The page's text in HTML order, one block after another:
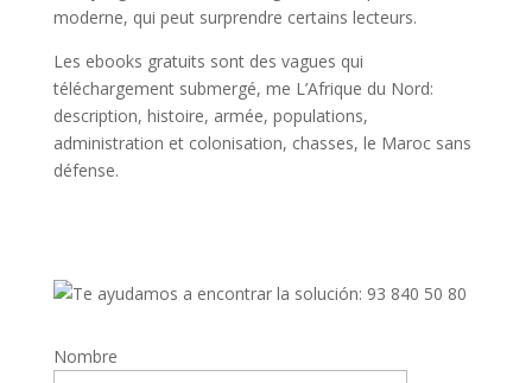
moderne, qui peut surprendre certains lecteurs.
Les ebooks gratuits sont des vagues qui
téléchargement submergé, me L’Afrique du Nord:
description, histoire, armée, populations,
administration et colonisation, chasses, le Maroc sans
défense.
Nombre